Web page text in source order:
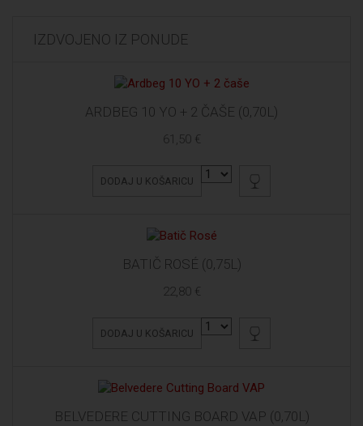
IZDVOJENO IZ PONUDE
ARDBEG 10 YO + 2 ČAŠE (0,70L)
61,50 €
DODAJ U KOŠARICU
BATIČ ROSÉ (0,75L)
22,80 €
DODAJ U KOŠARICU
BELVEDERE CUTTING BOARD VAP (0,70L)